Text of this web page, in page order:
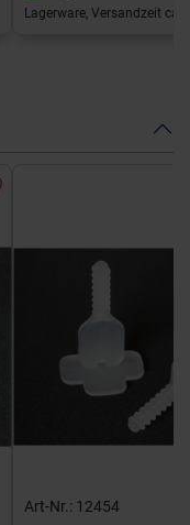
Lagerware, Versandzeit ca.
Art-Nr.: 12454